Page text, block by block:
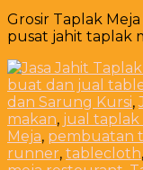
Grosir Taplak
pusat jahit taplak
buat dan jual
dan Sarung Kursi,
makan, jual taplak
Meja, pembuatan
runner, tablecloth,